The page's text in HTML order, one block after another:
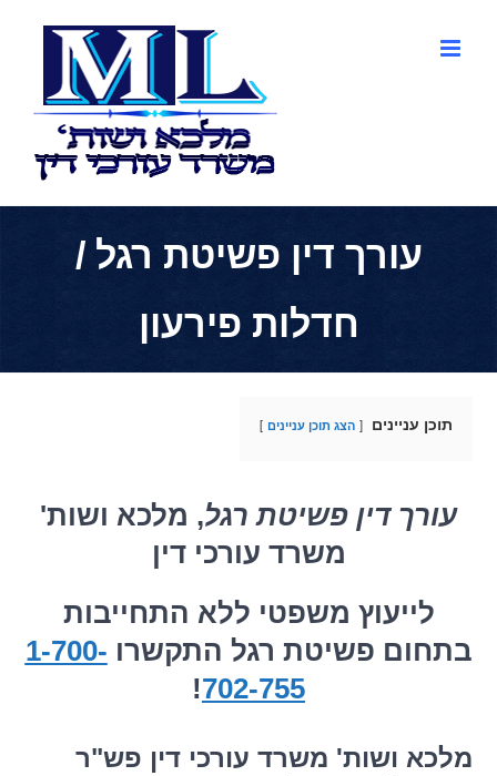
עורך דין פשיטת רגל /
חדלות פירעון
תוכן עניינים הצג תוכן עניינים
עורך דין פשיטת רגל, מלכא ושות'
משרד עורכי דין
לייעוץ משפטי ללא התחייבות
בתחום פשיטת רגל התקשרו 1-700-
702-755
!
מלכא ושות' משרד עורכי דין פש"ר